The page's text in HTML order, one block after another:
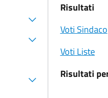
Risultati
Voti Sindaco
Voti Liste
Risultati